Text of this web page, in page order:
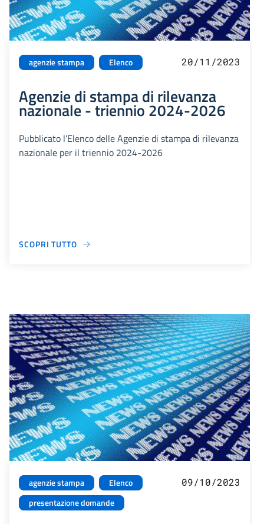
agenzie stampa Elenco 20/11/2023
Agenzie di stampa di rilevanza
nazionale - triennio 2024-2026
Pubblicato l’Elenco delle Agenzie di stampa di rilevanza
nazionale per il triennio 2024-2026
SCOPRI TUTTO
agenzie stampa
Elenco
presentazione domande
09/10/2023